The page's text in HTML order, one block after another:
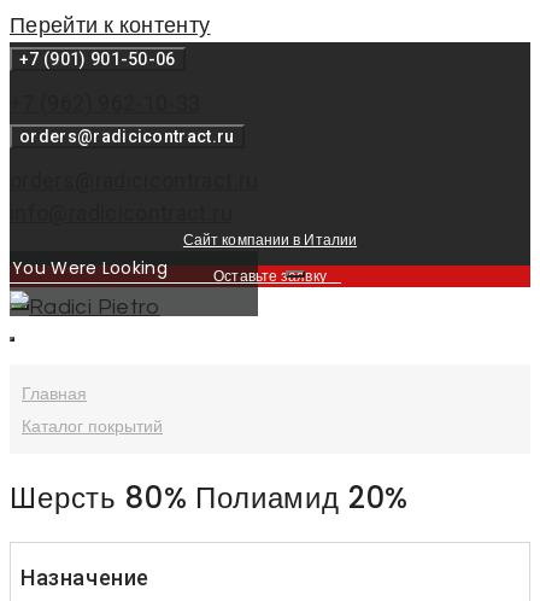
Перейти к контенту
+7 (901) 901-50-06
orders@radicicontract.ru
Сайт компании в Италии
Оставьте заявку
Главная
Каталог покрытий
Шерсть 80% Полиамид 20%
Назначение